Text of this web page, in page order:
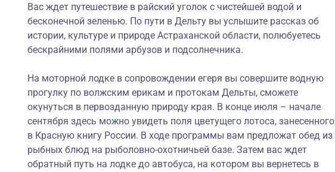
Вас ждет путешествие в райский уголок с чистейшей водой и
бесконечной зеленью. По пути в Дельту вы услышите рассказ об
истории, культуре и природе Астраханской области, полюбуетесь
бескрайними полями арбузов и подсолнечника.
На моторной лодке в сопровождении егеря вы совершите водную
прогулку по волжским ерикам и протокам Дельты, сможете
окунуться в первозданную природу края. В конце июля – начале
сентября здесь можно увидеть поля цветущего лотоса, занесенного
в Красную книгу России. В ходе программы вам предложат обед из
рыбных блюд на рыболовно-охотничьей базе. Затем вас ждет
обратный путь на лодке до автобуса, на котором вы вернетесь в